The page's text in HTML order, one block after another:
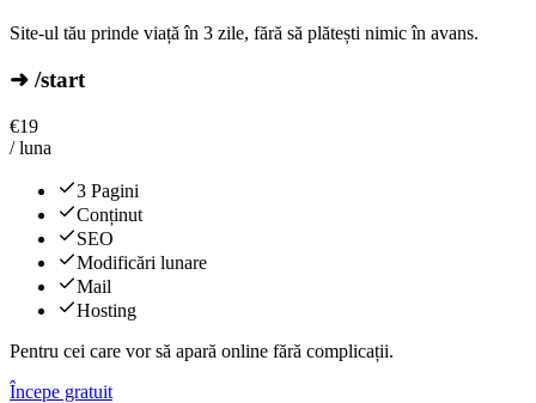
Site-ul tău prinde viață în 3 zile, fără să plătești nimic în avans.
➜ /start
€19
/ luna
3 Pagini
Conținut
SEO
Modificări lunare
Mail
Hosting
Pentru cei care vor să apară online fără complicații.
Începe gratuit